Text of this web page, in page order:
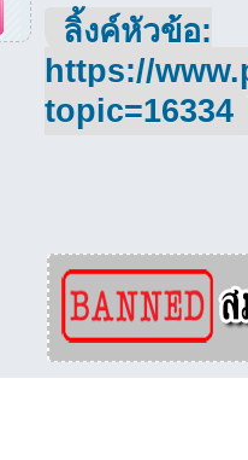
ลิ้งค์หัวข้อ:
https://
topic=16334